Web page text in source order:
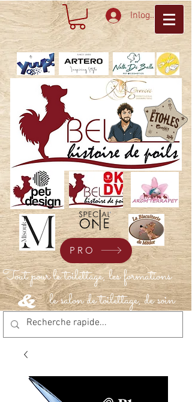
Inloggen
Tout pour le toilettage, les formations
le salon de toilettage, de soin
&
PRO